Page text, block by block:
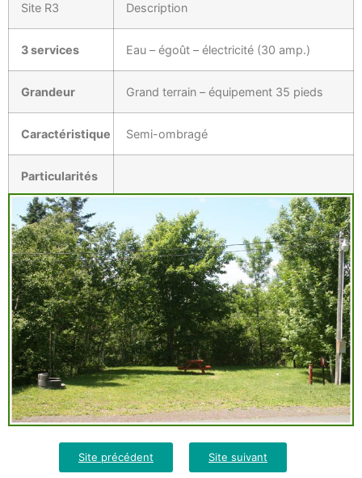
Site R3 Description
3 services Eau – égoût – électricité (30 amp.)
Grandeur Grand terrain – équipement 35 pieds
Caractéristique Semi-ombragé
Particularités
Site précédent Site suivant